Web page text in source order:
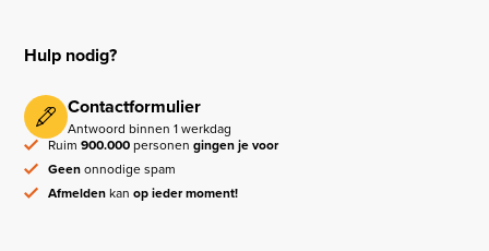
Hulp nodig?
Contactformulier
Antwoord binnen 1 werkdag
Ruim900.000personengingen je voor
Geenonnodige spam
Afmeldenkanop ieder moment!